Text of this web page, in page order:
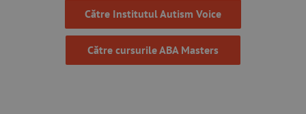
Către Institutul Autism Voice
Către cursurile ABA Masters